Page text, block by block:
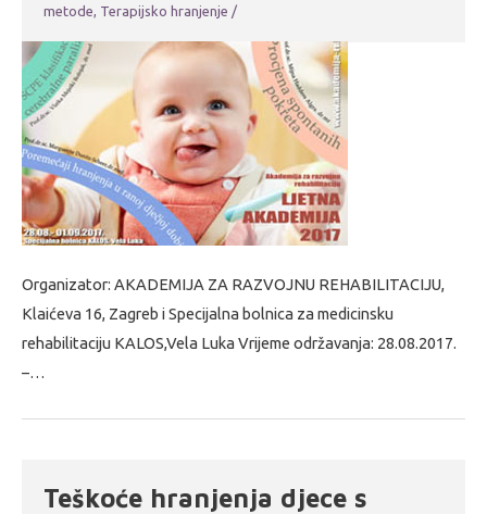
metode Terapijsko hranjenje /
Organizator: AKADEMIJA ZA RAZVOJNU REHABILITACIJU,
Klaićeva 16, Zagreb i Specijalna bolnica za medicinsku
rehabilitaciju KALOS,Vela Luka Vrijeme održavanja: 28.08.2017.
–…
Teškoće hranjenja djece s